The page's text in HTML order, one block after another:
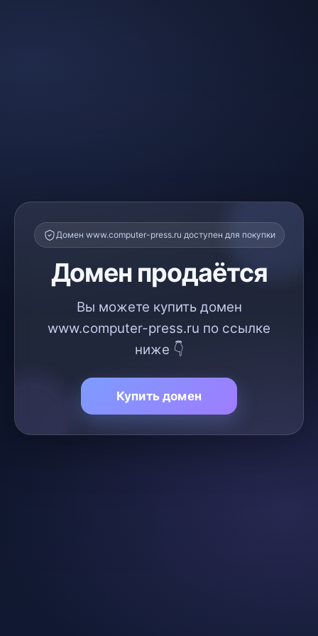
Домен www.computer-press.ru доступен для покупки
Домен продаётся
Вы можете купить домен
www.computer-press.ru по ссылке
ниже 👇
Купить домен